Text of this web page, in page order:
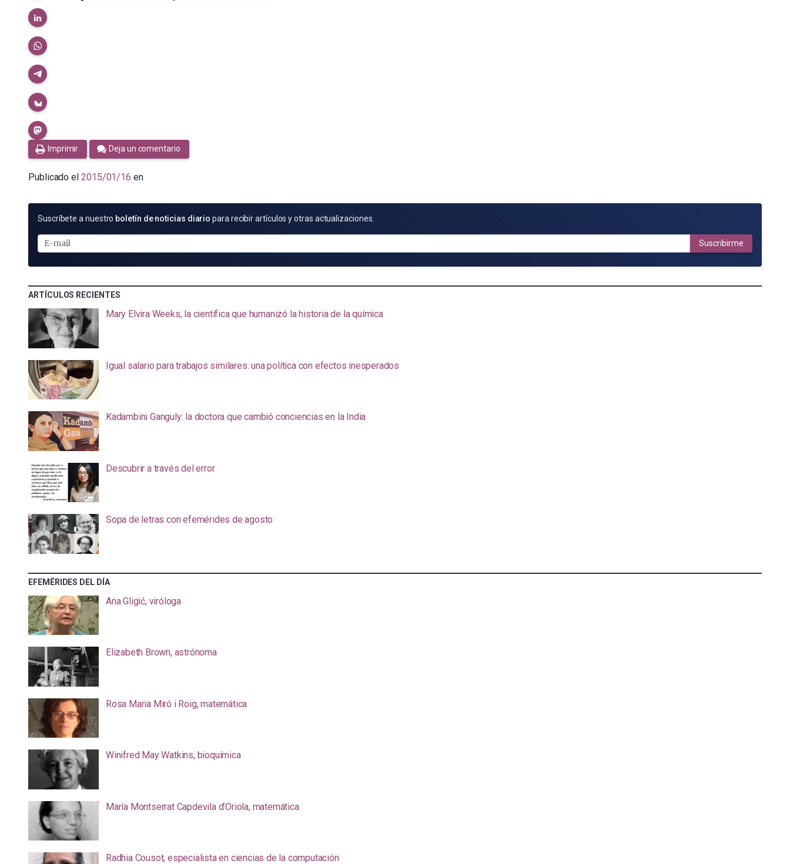
Imprimir Deja un comentario
Publicado el 2015/01/16 en
SUSCRÍBETE
E-
MAIL
Suscríbete a nuestro boletín de noticias diario para recibir artículos y otras actualizaciones.
Suscribirme
ARTÍCULOS RECIENTES
Mary Elvira Weeks, la científica que humanizó la historia de la química
Igual salario para trabajos similares: una política con efectos inesperados
Kadambini Ganguly: la doctora que cambió conciencias en la India
Descubrir a través del error
Sopa de letras con efemérides de agosto
EFEMÉRIDES DEL DÍA
Ana Gligić, viróloga
Elizabeth Brown, astrónoma
Rosa Maria Miró i Roig, matemática
Winifred May Watkins, bioquímica
María Montserrat Capdevila d’Oriola, matemática
Radhia Cousot, especialista en ciencias de la computación